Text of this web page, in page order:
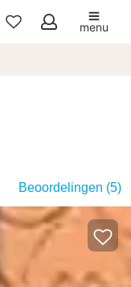
Mijn
menu
Beoordelingen (5)